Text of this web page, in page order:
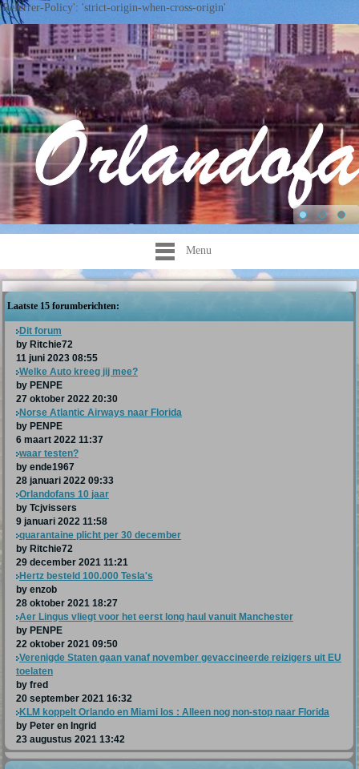
'Referrer-Policy': 'strict-origin-when-cross-origin'
Menu
Laatste 15 forumberichten:
Dit forum
by Ritchie72
11 juni 2023 08:55
Welke Auto kreeg jij mee?
by PENPE
27 oktober 2022 20:30
Norse Atlantic Airways naar Florida
by PENPE
6 maart 2022 11:37
waar testen?
by ende1967
28 januari 2022 09:33
Orlandofans 10 jaar
by Tcjvissers
9 januari 2022 11:58
quarantaine plicht per 30 december
by Ritchie72
29 december 2021 11:21
Hertz besteld 100.000 Tesla's
by enzob
28 oktober 2021 18:27
Aer Lingus vliegt voor het eerst long haul vanuit Manchester
by PENPE
22 oktober 2021 09:50
Verenigde Staten gaan vanaf november gevaccineerde reizigers uit EU
toelaten
by fred
20 september 2021 16:32
KLM koppelt Orlando en Miami los : Alleen nog non-stop naar Florida
by Peter en Ingrid
23 augustus 2021 13:42